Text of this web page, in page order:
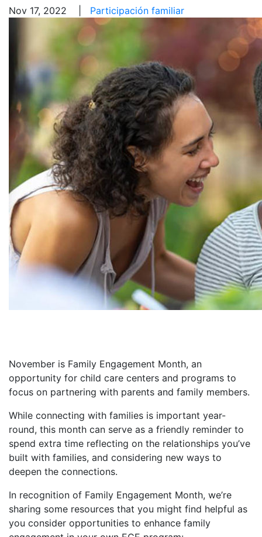
Nov 17, 2022 | Participación familiar
November is Family Engagement Month, an
opportunity for child care centers and programs to
focus on partnering with parents and family members.
While connecting with families is important year-
round, this month can serve as a friendly reminder to
spend extra time reflecting on the relationships you’ve
built with families, and considering new ways to
deepen the connections.
In recognition of Family Engagement Month, we’re
sharing some resources that you might find helpful as
you consider opportunities to enhance family